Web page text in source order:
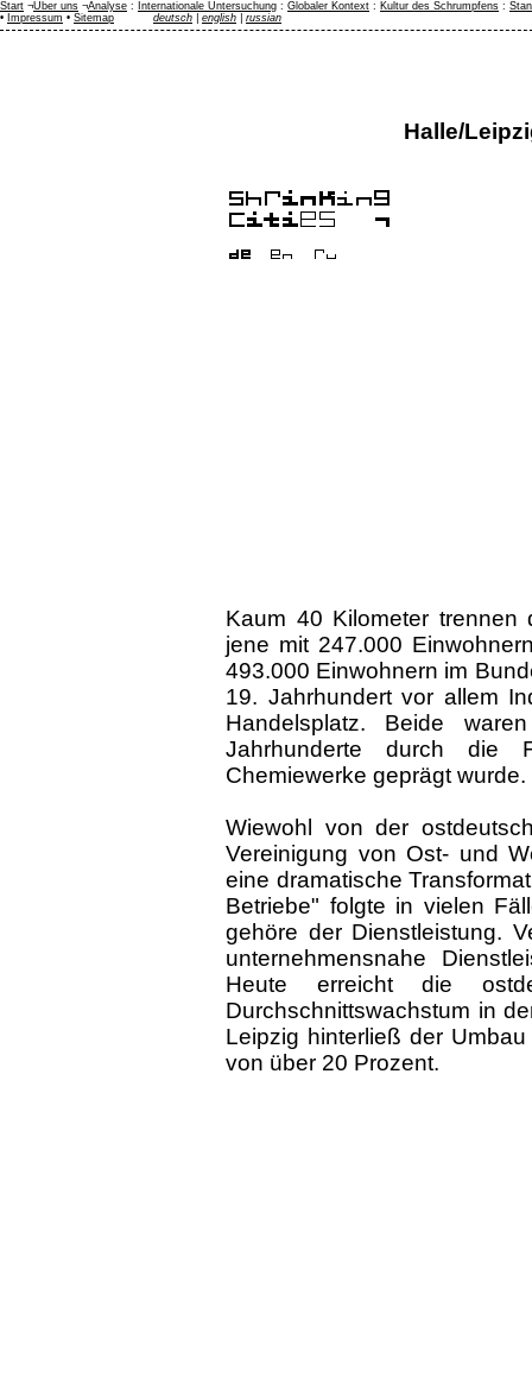
Halle/
Kaum 40 Kilometer
jene mit 247.000
493.000 Einwohnern im
19. Jahrhundert vor allem
Handelsplatz. Beide
Jahrhunderte durch die
Chemiewerke geprägt wurde.
Wiewohl von der
Vereinigung von Ost- und
eine dramatische
Betriebe" folgte in vielen
gehöre der Dienstleistung.
unternehmensnahe
Heute erreicht die
Durchschnittswachstum in
Leipzig hinterließ der
von über 20 Prozent.
Start ¬Über uns ¬Analyse : Internationale Untersuchung : Globaler Kontext : Kultur des Schrumpfens :
• Impressum • Sitemap deutsch english russian